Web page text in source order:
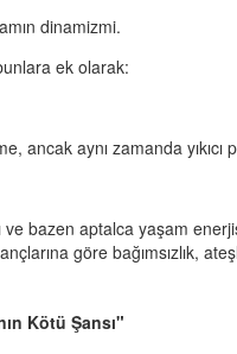
dinamizmi.
ek olarak:
ancak aynı zamanda yıkıcı
ve bazen aptalca yaşam
göre bağımsızlık,
Kötü Şansı"